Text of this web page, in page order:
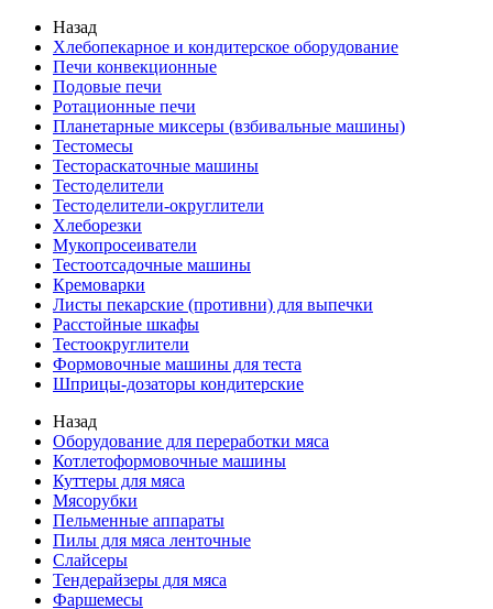
Назад
Хлебопекарное и кондитерское оборудование
Печи конвекционные
Подовые печи
Ротационные печи
Планетарные миксеры (взбивальные машины)
Тестомесы
Тестораскаточные машины
Тестоделители
Тестоделители-округлители
Хлеборезки
Мукопросеиватели
Тестоотсадочные машины
Кремоварки
Листы пекарские (противни) для выпечки
Расстойные шкафы
Тестоокруглители
Формовочные машины для теста
Шприцы-дозаторы кондитерские
Назад
Оборудование для переработки мяса
Котлетоформовочные машины
Куттеры для мяса
Мясорубки
Пельменные аппараты
Пилы для мяса ленточные
Слайсеры
Тендерайзеры для мяса
Фаршемесы